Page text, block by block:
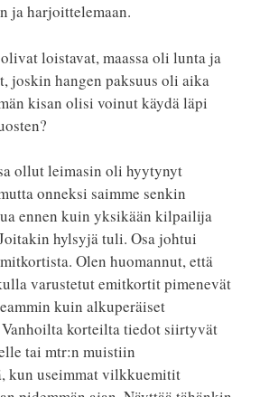
ja harjoittelemaan.
loistavat, maassa oli lunta ja
joskin hangen paksuus oli aika
kisan olisi voinut käydä läpi
ollut leimasin oli hyytynyt
onneksi saimme senkin
ennen kuin yksikään kilpailija
hylsyjä tuli. Osa johtui
Olen huomannut, että
varustetut emitkortit pimenevät
kuin alkuperäiset
korteilta tiedot siirtyvät
tai mtr:n muistiin
kun useimmat vilkkuemitit